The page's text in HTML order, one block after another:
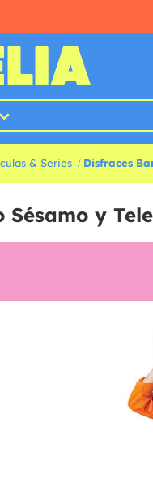
& Series Disfraces
y